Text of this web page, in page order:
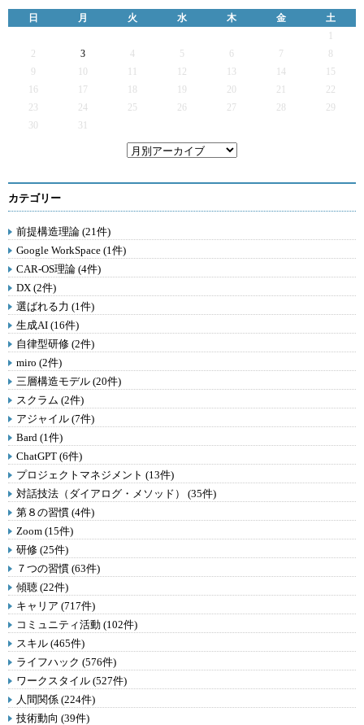
日 月 火 水 木 金
土
2
3 4 5 6 7
9
12 13 14
15
16
17 19 20 21
22
23
24 25 26 27 28
29
30
31
カテゴリー
前提構造理論 (21件)
Google WorkSpace (1件)
CAR-OS理論 (4件)
DX (2件)
選ばれる力 (1件)
生成AI (16件)
自律型研修 (2件)
miro (2件)
三層構造モデル (20件)
スクラム (2件)
アジャイル (7件)
Bard (1件)
ChatGPT (6件)
プロジェクトマネジメント (13件)
対話技法（ダイアログ・メソッド） (35件)
第８の習慣 (4件)
Zoom (15件)
研修 (25件)
７つの習慣 (63件)
傾聴 (22件)
キャリア (717件)
コミュニティ活動 (102件)
スキル (465件)
ライフハック (576件)
ワークスタイル (527件)
人間関係 (224件)
技術動向 (39件)